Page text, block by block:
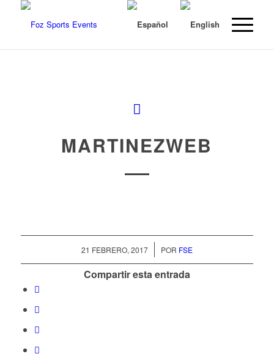
MARTINEZWEB
21 FEBRERO, 2017
/ POR FSE
Compartir esta entrada